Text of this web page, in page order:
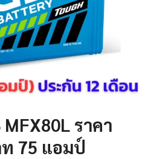
MFX80L ราคา
75 แอมป์